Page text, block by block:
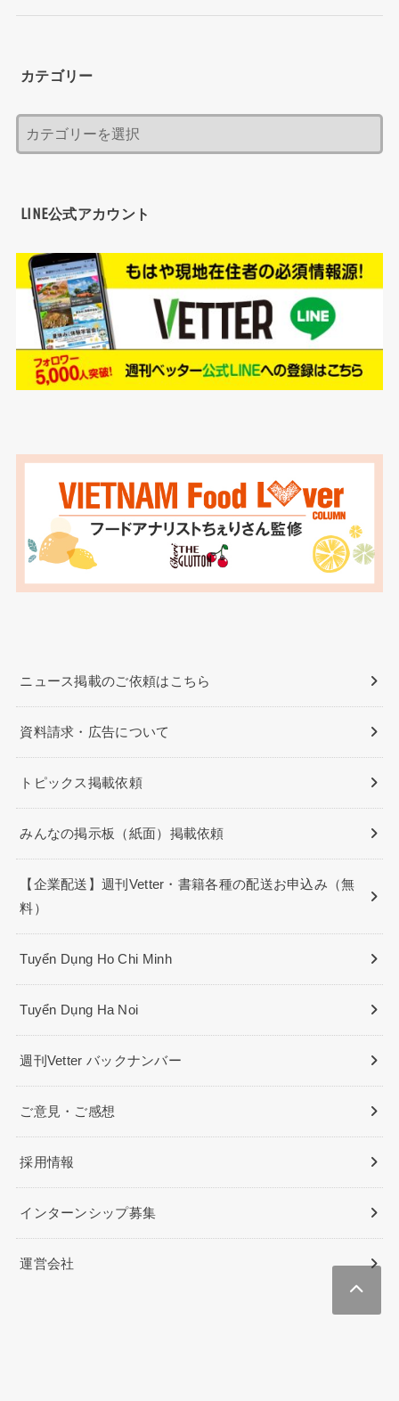
カテゴリー
LINE公式アカウント
ニュース掲載のご依頼はこちら
資料請求・広告について
トピックス掲載依頼
みんなの掲示板（紙面）掲載依頼
【企業配送】週刊Vetter・書籍各種の配送お申込み（無
料）
Tuyển Dụng Ho Chi Minh
Tuyển Dụng Ha Noi
週刊Vetter バックナンバー
ご意見・ご感想
採用情報
インターンシップ募集
運営会社